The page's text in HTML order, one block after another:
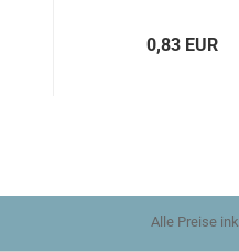
0,83 EUR
Alle Preise